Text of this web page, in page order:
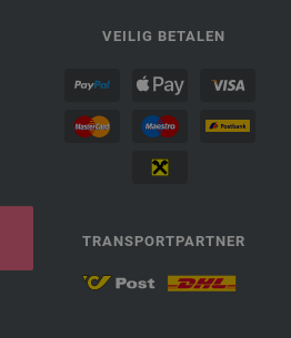
VEILIG BETALEN
TRANSPORTPARTNER